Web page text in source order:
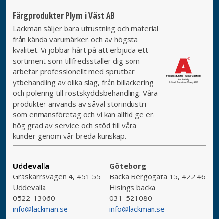
Färgprodukter Plym i Väst AB
Lackman säljer bara utrustning och material
från kända varumärken och av högsta
kvalitet. Vi jobbar hårt på att erbjuda ett
sortiment som tillfredsställer dig som
arbetar professionellt med sprutbar
ytbehandling av olika slag, från billackering
och polering till rostskyddsbehandling. Våra
produkter används av såväl storindustri
som enmansföretag och vi kan alltid ge en
hög grad av service och stöd till våra
kunder genom vår breda kunskap.
Uddevalla
Gräskärrsvägen 4, 451 55
Uddevalla
0522-13060
info@lackman.se
Göteborg
Backa Bergögata 15, 422 46
Hisings backa
031-521080
info@lackman.se